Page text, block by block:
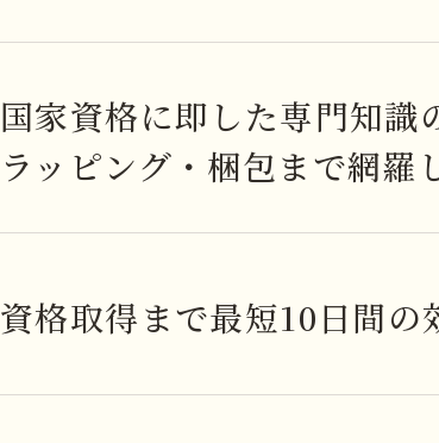
国家資格に即した専門知識
ラッピング・梱包まで網羅
資格取得まで最短10日間の